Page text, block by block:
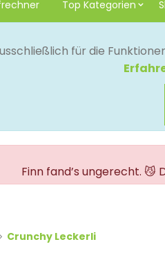
Top Kategorien
für die
Finn fand’s ungerecht. 😼
Crunchy Leckerli